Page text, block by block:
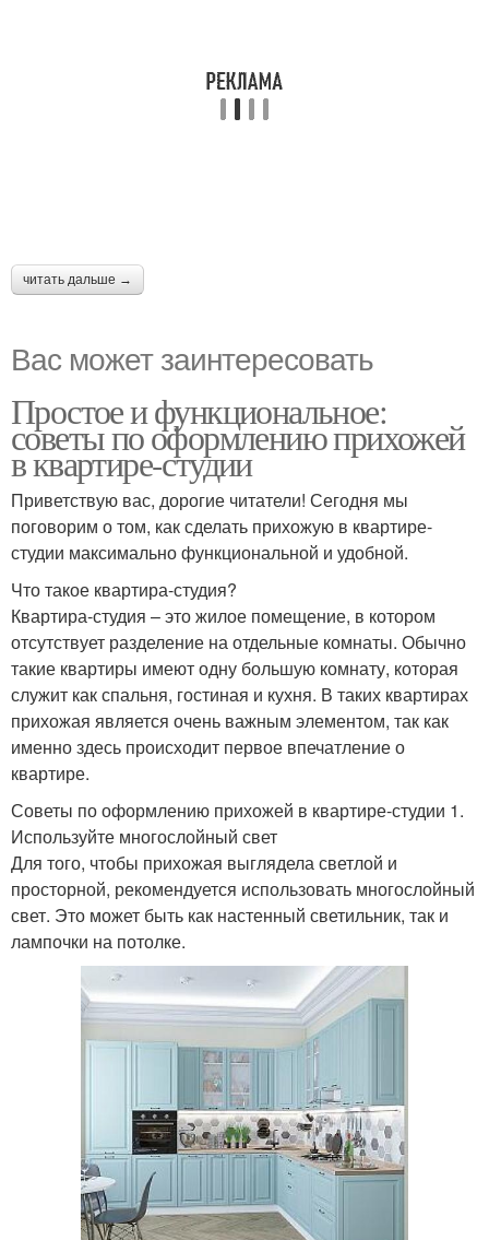
читать дальше →
Вас может заинтересовать
Простое и функциональное:
советы по оформлению прихожей
в квартире-студии
Приветствую вас, дорогие читатели! Сегодня мы
поговорим о том, как сделать прихожую в квартире-
студии максимально функциональной и удобной.
Что такое квартира-студия?
Квартира-студия – это жилое помещение, в котором
отсутствует разделение на отдельные комнаты. Обычно
такие квартиры имеют одну большую комнату, которая
служит как спальня, гостиная и кухня. В таких квартирах
прихожая является очень важным элементом, так как
именно здесь происходит первое впечатление о
квартире.
Советы по оформлению прихожей в квартире-студии 1.
Используйте многослойный свет
Для того, чтобы прихожая выглядела светлой и
просторной, рекомендуется использовать многослойный
свет. Это может быть как настенный светильник, так и
лампочки на потолке.